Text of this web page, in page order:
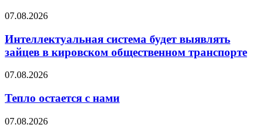
07.08.2026
Интеллектуальная система будет выявлять
зайцев в кировском общественном транспорте
07.08.2026
Тепло остается с нами
07.08.2026